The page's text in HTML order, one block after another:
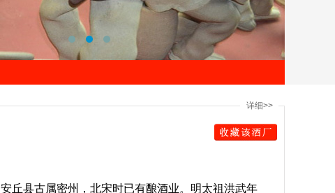
详细>>
丘县古属密州，北宋时已有酿酒业。明太祖洪武年